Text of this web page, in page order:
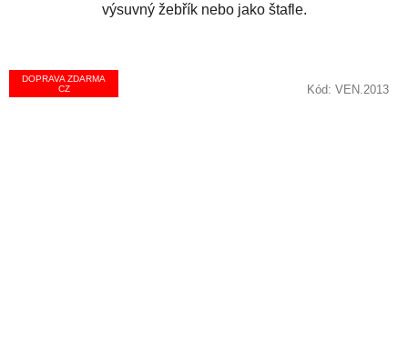
výsuvný žebřík nebo jako štafle.
DOPRAVA ZDARMA
CZ
Kód: VEN.2013